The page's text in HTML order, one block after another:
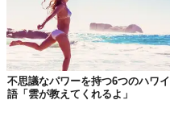
不思議なパワーを持つ6つのハワイ
語「雲が教えてくれるよ」